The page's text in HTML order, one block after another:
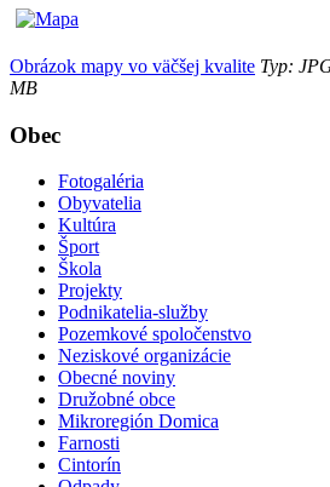
Obrázok mapy vo väčšej kvalite Typ:
MB
Obec
Fotogaléria
Obyvatelia
Kultúra
Šport
Škola
Projekty
Podnikatelia-služby
Pozemkové spoločenstvo
Neziskové organizácie
Obecné noviny
Družobné obce
Mikroregión Domica
Farnosti
Cintorín